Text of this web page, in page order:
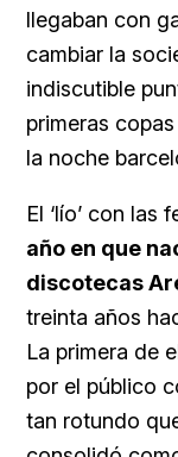
llegaban con
cambiar la
indiscutible
primeras
la noche
El ‘lío’ con las
año en que
discotecas
treinta años
La primera de
por el público
tan rotundo